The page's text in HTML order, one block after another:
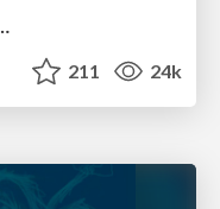
211 24k